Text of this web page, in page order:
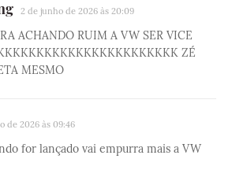
2 de junho de 2026 às 20:09
ACHANDO RUIM A VW SER VICE
ZÉ
MESMO
de 2026 às 09:46
for lançado vai empurra mais a VW